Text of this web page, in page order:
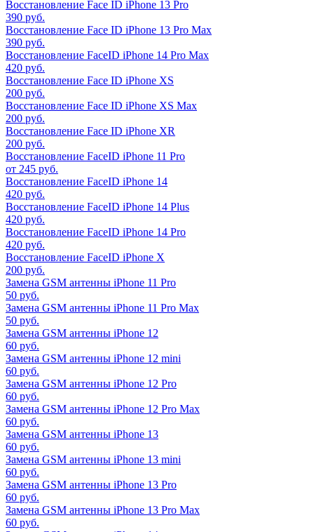
Восстановление Face ID iPhone 13 Pro
390 руб.
Восстановление Face ID iPhone 13 Pro Max
390 руб.
Восстановление FaceID iPhone 14 Pro Max
420 руб.
Восстановление Face ID iPhone XS
200 руб.
Восстановление Face ID iPhone XS Max
200 руб.
Восстановление Face ID iPhone XR
200 руб.
Восстановление FaceID iPhone 11 Pro
от 245 руб.
Восстановление FaceID iPhone 14
420 руб.
Восстановление FaceID iPhone 14 Plus
420 руб.
Восстановление FaceID iPhone 14 Pro
420 руб.
Восстановление FaceID iPhone X
200 руб.
Замена GSM антенны iPhone 11 Pro
50 руб.
Замена GSM антенны iPhone 11 Pro Max
50 руб.
Замена GSM антенны iPhone 12
60 руб.
Замена GSM антенны iPhone 12 mini
60 руб.
Замена GSM антенны iPhone 12 Pro
60 руб.
Замена GSM антенны iPhone 12 Pro Max
60 руб.
Замена GSM антенны iPhone 13
60 руб.
Замена GSM антенны iPhone 13 mini
60 руб.
Замена GSM антенны iPhone 13 Pro
60 руб.
Замена GSM антенны iPhone 13 Pro Max
60 руб.